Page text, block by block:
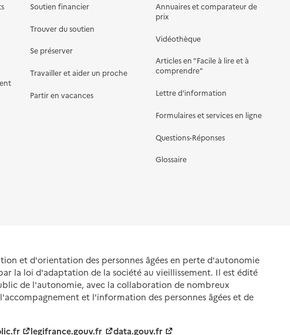
Soutien financier
Trouver du soutien
Se préserver
Travailler et aider un proche
Partir en vacances
Annuaires et comparateur de
prix
Vidéothèque
Articles en "Facile à lire et à
comprendre"
Lettre d'information
Formulaires et services en ligne
Questions-Réponses
Glossaire
et d'orientation des personnes âgées en perte d'autonomie
la loi d'adaptation de la société au vieillissement. Il est édité
de l'autonomie, avec la collaboration de nombreux
et l'information des personnes âgées et de
legifrance.gouv.fr data.gouv.fr